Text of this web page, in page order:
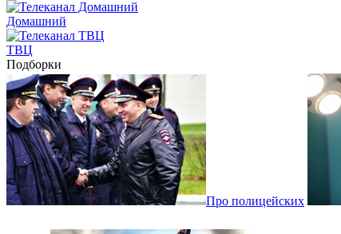
Домашний
ТВЦ
Подборки
Про полицейских